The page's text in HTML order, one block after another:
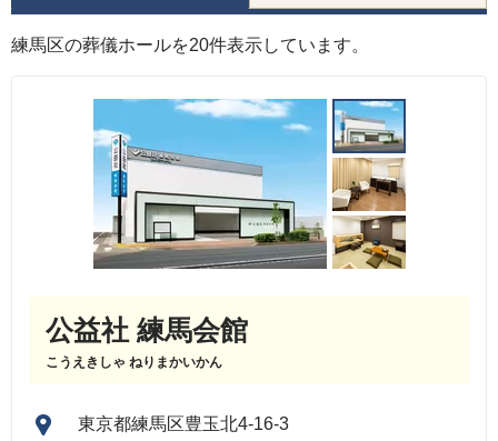
練馬区の葬儀ホールを20件表示しています。
公益社 練馬会館
こうえきしゃ ねりまかいかん
東京都練馬区豊玉北4-16-3